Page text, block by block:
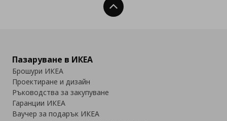
Нагоре
Пазаруване в ИКЕА
Брошури ИКЕА
Проектиране и дизайн
Ръководства за закупуване
Гаранции ИКЕА
Ваучер за подарък ИКЕА